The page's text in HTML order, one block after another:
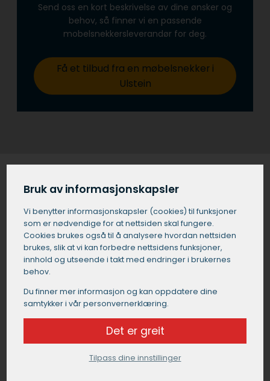
Send oss en kort beskrivelse av dine ønsker og
behov, så finner vi en passende
mobelsnekkersleverandør for deg.
Få et tilbud fra en møbelsnekker i
Ulstein
Møbelsnekker i Ulstein gjenbruk og
oppussing
Har du eldre møbler som trenger nytt liv? En
møbelsnekker i Ulstein kan hjelpe deg med å puste nytt
liv i dine elskede møbler gjennom gjenbruk og
oppussing. En dyktig møbelsnekker i Ulstein har
kunnskapen og ferdighetene til å transformere slitte
passer din nåværende stil.
Enten det er snakk om å bytte ut trekk, pusse opp
Bruk av informasjonskapsler
Vi benytter informasjons­kapsler (cookies) til funksjoner
som er nødvendige for at nettsiden skal fungere.
Cookies brukes også til å analysere hvordan nettsiden
brukes, slik at vi kan forbedre nettsidens funksjoner,
innhold og utseende i takt med endringer i brukernes
behov.
Du finner mer informasjon og kan oppdatere dine
samtykker i vår personvernerklæring.
Det er greit
Tilpass dine innstillinger